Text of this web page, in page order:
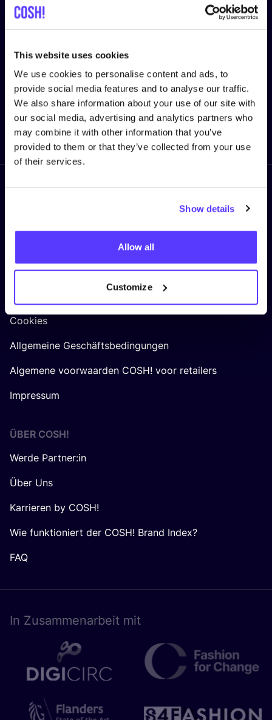
This website uses cookies
We use cookies to personalise content and ads, to
provide social media features and to analyse our traffic.
We also share information about your use of our site with
our social media, advertising and analytics partners who
may combine it with other information that you’ve
provided to them or that they’ve collected from your use
of their services.
Show details
Allow all
Customize
E-Mail-Adresse*
Senden
RECHTLICHES
Cookies
Allgemeine Geschäftsbedingungen
Algemene voorwaarden COSH! voor retailers
Impressum
ÜBER COSH!
Werde Partner:in
Über Uns
Karrieren by COSH!
Wie funktioniert der COSH! Brand Index?
FAQ
In Zusam­men­ar­beit mit